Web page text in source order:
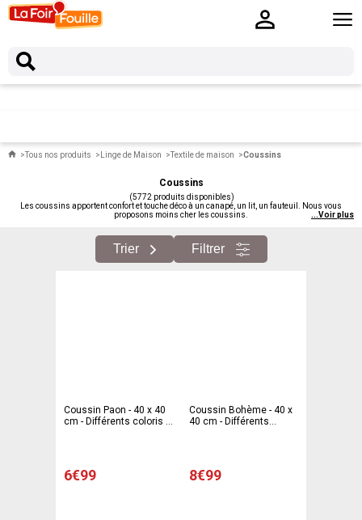
Tous nos produits Linge de Maison Textile de maison Coussins
Coussins
(5772 produits disponibles)
Les coussins apportent confort et touche déco à un canapé, un lit, un fauteuil. Nous vous
proposons moins cher les coussins.
...Voir plus
Trier Filtrer
Coussin Paon - 40 x 40
cm - Différents coloris -
6€99
Coussin Bohème - 40 x
40 cm - Différents
8€99